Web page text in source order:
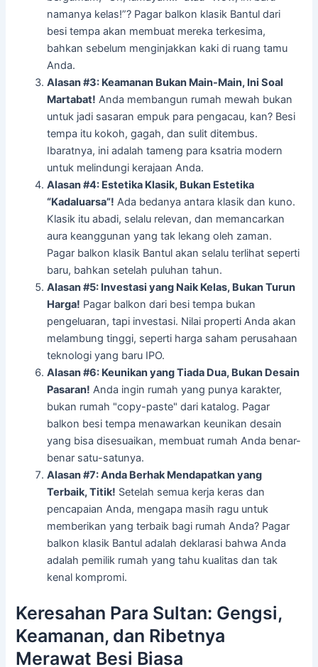
namanya kelas!”? Pagar balkon klasik Bantul dari
besi tempa akan membuat mereka terkesima,
bahkan sebelum menginjakkan kaki di ruang tamu
Anda.
Alasan #3: Keamanan Bukan Main-Main, Ini Soal
Martabat! Anda membangun rumah mewah bukan
untuk jadi sasaran empuk para pengacau, kan? Besi
tempa itu kokoh, gagah, dan sulit ditembus.
Ibaratnya, ini adalah tameng para ksatria modern
untuk melindungi kerajaan Anda.
Alasan #4: Estetika Klasik, Bukan Estetika
“Kadaluarsa”! Ada bedanya antara klasik dan kuno.
Klasik itu abadi, selalu relevan, dan memancarkan
aura keanggunan yang tak lekang oleh zaman.
Pagar balkon klasik Bantul akan selalu terlihat seperti
baru, bahkan setelah puluhan tahun.
Alasan #5: Investasi yang Naik Kelas, Bukan Turun
Harga! Pagar balkon dari besi tempa bukan
pengeluaran, tapi investasi. Nilai properti Anda akan
melambung tinggi, seperti harga saham perusahaan
teknologi yang baru IPO.
Alasan #6: Keunikan yang Tiada Dua, Bukan Desain
Pasaran! Anda ingin rumah yang punya karakter,
bukan rumah "copy-paste" dari katalog. Pagar
balkon besi tempa menawarkan keunikan desain
yang bisa disesuaikan, membuat rumah Anda benar-
benar satu-satunya.
Alasan #7: Anda Berhak Mendapatkan yang
Terbaik, Titik! Setelah semua kerja keras dan
pencapaian Anda, mengapa masih ragu untuk
memberikan yang terbaik bagi rumah Anda? Pagar
balkon klasik Bantul adalah deklarasi bahwa Anda
adalah pemilik rumah yang tahu kualitas dan tak
kenal kompromi.
Keresahan Para Sultan: Gengsi,
Keamanan, dan Ribetnya
Merawat Besi Biasa